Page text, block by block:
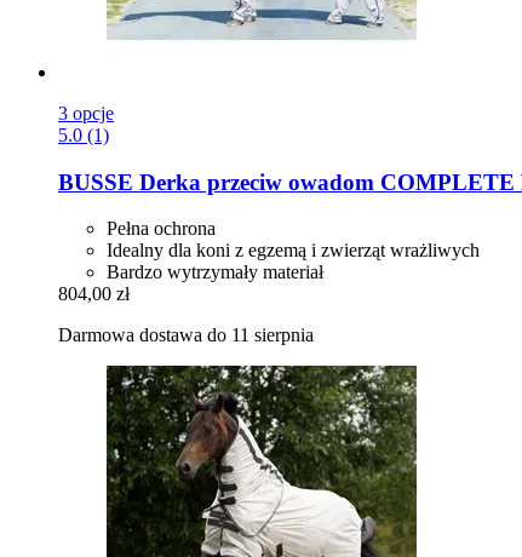
3 opcje
5.0 (1)
BUSSE Derka przeciw owadom COMPLETE
Pełna ochrona
Idealny dla koni z egzemą i zwierząt wrażliwych
Bardzo wytrzymały materiał
804,00 zł
Darmowa dostawa do 11 sierpnia